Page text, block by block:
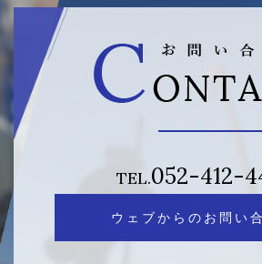
TEL.052-412-
ウェブからのお問い